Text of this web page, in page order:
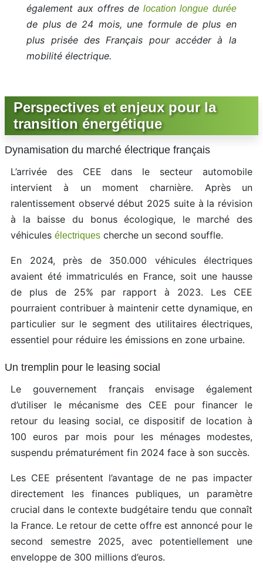
également aux offres delocation longue durée
de plus de 24 mois, une formule de plus en
plus prisée des Français pour accéder à la
mobilité électrique.
Perspectives et enjeux pour la
transition énergétique
Dynamisation du marché électrique français
L’arrivée des CEE dans le secteur automobile
intervient à un moment charnière. Après un
ralentissement observé début 2025 suite à la révision
à la baisse du bonus écologique, le marché des
véhicules électriques cherche un second souffle.
En 2024, près de 350.000 véhicules électriques
avaient été immatriculés en France, soit une hausse
de plus de 25% par rapport à 2023. Les CEE
pourraient contribuer à maintenir cette dynamique, en
particulier sur le segment des utilitaires électriques,
essentiel pour réduire les émissions en zone urbaine.
Un tremplin pour le leasing social
Le gouvernement français envisage également
d’utiliser le mécanisme des CEE pour financer le
retour du leasing social, ce dispositif de location à
100 euros par mois pour les ménages modestes,
suspendu prématurément fin 2024 face à son succès.
Les CEE présentent l’avantage de ne pas impacter
directement les finances publiques, un paramètre
crucial dans le contexte budgétaire tendu que connaît
la France. Le retour de cette offre est annoncé pour le
second semestre 2025, avec potentiellement une
enveloppe de 300 millions d’euros.